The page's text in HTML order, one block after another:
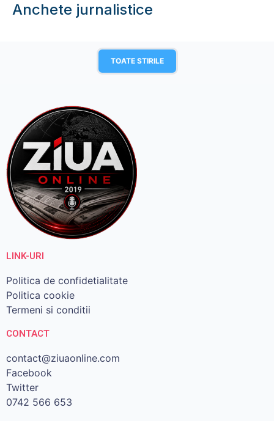
Anchete jurnalistice
TOATE STIRILE
LINK-URI
Politica de confidetialitate
Politica cookie
Termeni si conditii
CONTACT
contact@ziuaonline.com
Facebook
Twitter
0742 566 653